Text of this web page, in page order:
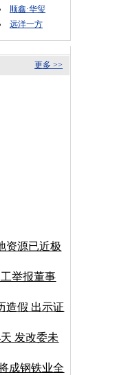
顺鑫·华玺
远洋一方
更多 >>
资源已近极
举报董事
造假 出示证
发改委未
成钢铁业全